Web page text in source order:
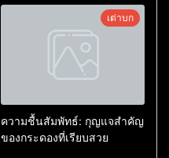
เต่าบก
ความชื้นสัมพัทธ์: กุญแจสำคัญ
ของกระดองที่เรียบสวย